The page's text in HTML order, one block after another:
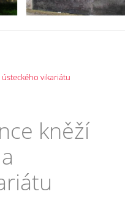
vikariátu
kněží